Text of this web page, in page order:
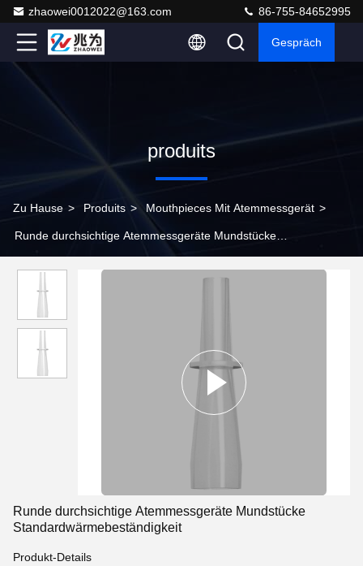
zhaowei0012022@163.com 86-755-84652995
Gespräch
produits
Zu Hause > Produits > Mouthpieces Mit Atemmessgerät >
Runde durchsichtige Atemmessgeräte Mundstücke
Runde durchsichtige Atemmessgeräte Mundstücke
Standardwärmebeständigkeit
Produkt-Details